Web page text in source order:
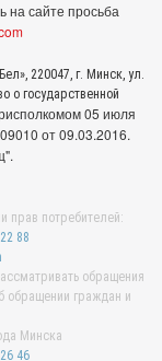
на сайте просьба
220047, г. Минск, ул.
о государственной
05 июля
от 09.03.2016.
прав потребителей:
88
обращения
обращении граждан и
Минска
46